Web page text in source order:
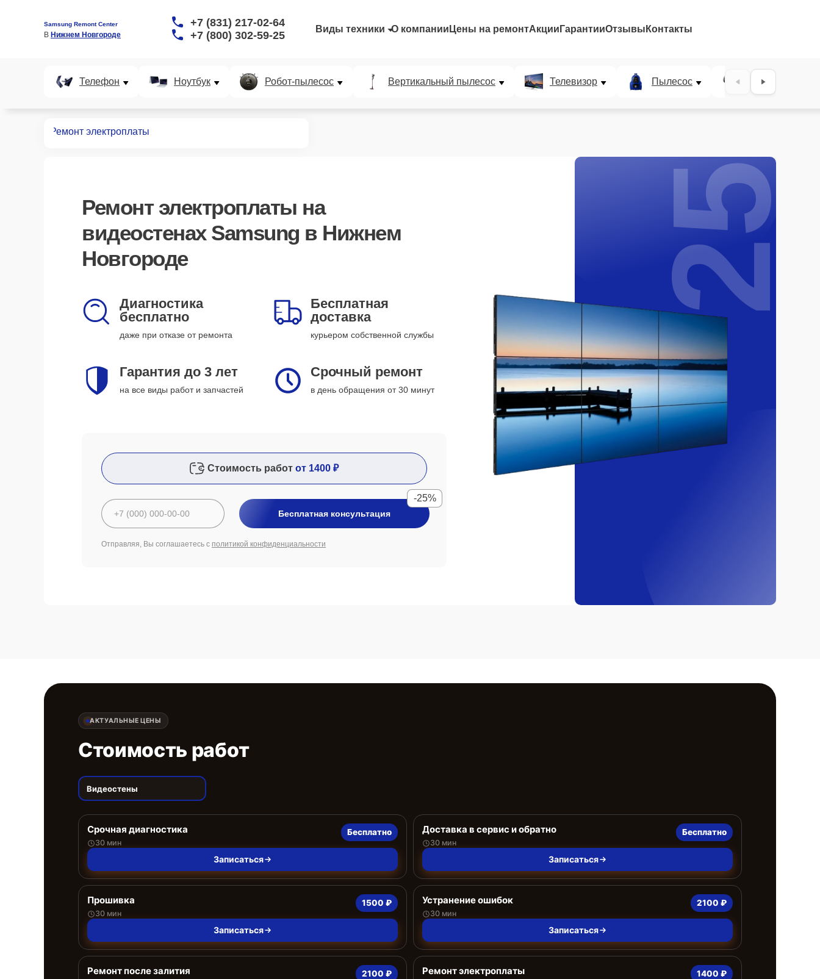
Samsung Remont Center
В Нижнем Новгороде
+7 (831) 217-02-64
+7 (800) 302-59-25
Виды техники О компании Цены на ремонтАкции ГарантииОтзывы Контакты
Телефон Ноутбук Робот-пылесос Вертикальный пылесос Телевизор Пылесос Проектор
Ремонт электроплаты
Ремонт электроплаты на
видеостенах Samsung в Нижнем
Новгороде
Диагностика
бесплатно
даже при отказе от ремонта
Бесплатная
доставка
курьером собственной службы
Гарантия до 3 лет
на все виды работ и запчастей
Срочный ремонт
в день обращения от 30 минут
Стоимость работ от 1400 ₽
Бесплатная консультация
-25%
Отправляя, Вы соглашаетесь с политикой конфиденциальности
25%
АКТУАЛЬНЫЕ ЦЕНЫ
Стоимость работ
Видеостены
Срочная диагностика
30 мин
Бесплатно
Записаться
Доставка в сервис и обратно
30 мин
Бесплатно
Записаться
Прошивка
30 мин
1500 ₽
Записаться
Устранение ошибок
30 мин
2100 ₽
Записаться
Ремонт после залития 2100 ₽ Ремонт электроплаты 1400 ₽